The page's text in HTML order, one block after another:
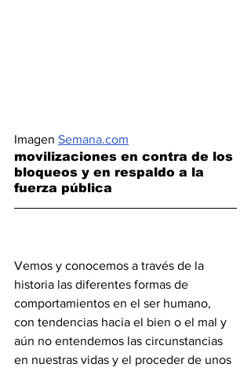
Imagen Semana.com
movilizaciones en contra de los
bloqueos y en respaldo a la
fuerza pública
Vemos y conocemos a través de la
historia las diferentes formas de
comportamientos en el ser humano,
con tendencias hacia el bien o el mal y
aún no entendemos las circunstancias
en nuestras vidas y el proceder de unos